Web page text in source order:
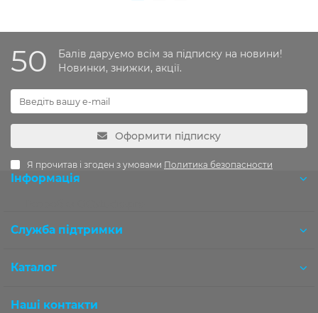
50
Балів даруємо всім за підписку на новини!
Новинки, знижки, акції.
Оформити підписку
Я прочитав і згоден з умовами Политика безопасности
Інформація
Служба підтримки
Каталог
Наші контакти